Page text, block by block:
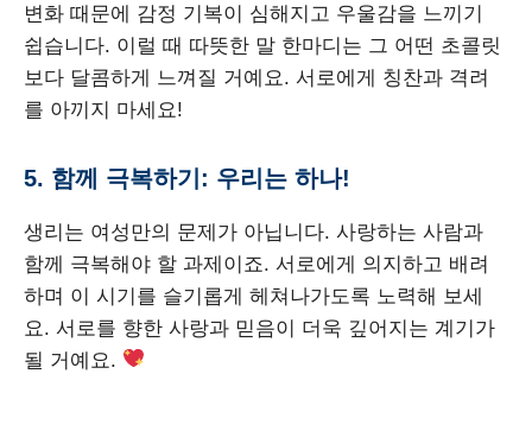
변화 때문에 감정 기복이 심해지고 우울감을 느끼기
쉽습니다. 이럴 때 따뜻한 말 한마디는 그 어떤 초콜릿
보다 달콤하게 느껴질 거예요. 서로에게 칭찬과 격려
를 아끼지 마세요!
5. 함께 극복하기: 우리는 하나!
생리는 여성만의 문제가 아닙니다. 사랑하는 사람과
함께 극복해야 할 과제이죠. 서로에게 의지하고 배려
하며 이 시기를 슬기롭게 헤쳐나가도록 노력해 보세
요. 서로를 향한 사랑과 믿음이 더욱 깊어지는 계기가
될 거예요.